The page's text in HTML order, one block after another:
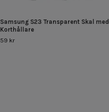
Samsung S23 Transparent Skal med
Korthållare
59 kr